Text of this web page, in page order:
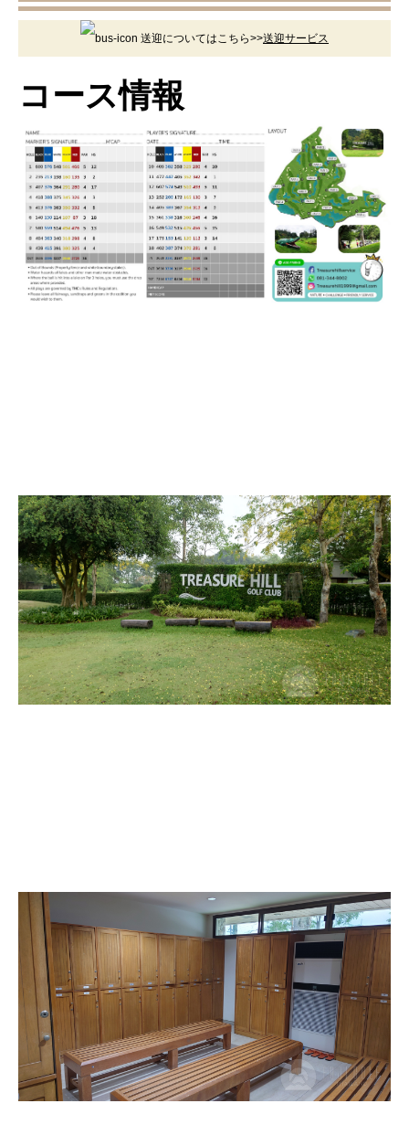
送迎についてはこちら>>送迎サービス
コース情報